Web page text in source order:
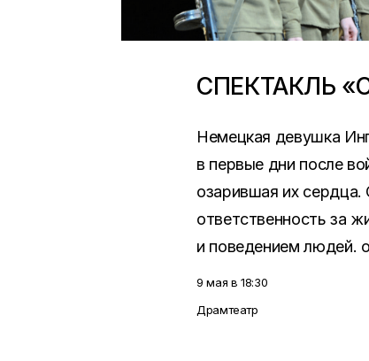
СПЕКТАКЛЬ
Немецкая девушка
в первые дни после
озарившая их
ответственность за
и поведением людей.
9 мая в 18:30
Драмтеатр